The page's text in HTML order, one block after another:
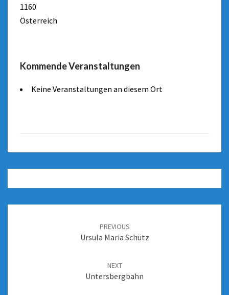
1160
Österreich
Kommende Veranstaltungen
Keine Veranstaltungen an diesem Ort
PREVIOUS
Ursula Maria Schütz
NEXT
Untersbergbahn